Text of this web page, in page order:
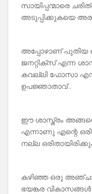
സായിപ്പന്മാരെ
അടുപ്പിക്കുകയെ
അപ്പോഴാണ് പുതിയ
ജനറ്റിക്സ് എന്ന
കവല്ലി ഫോസാ
ഉപജ്ഞാതാവ് .
ഈ ശാസ്ത്രം
എന്നാണു എന്റെ
നല്ല
കഴിഞ്ഞ ഒരു
ഭയങ്കര